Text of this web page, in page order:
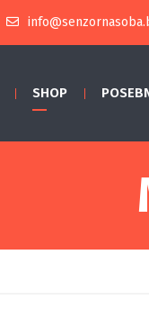
SHOP